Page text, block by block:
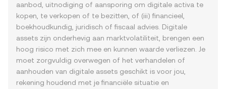
aanbod, uitnodiging of aansporing om digitale activa te
kopen, te verkopen of te bezitten, of (iii) financieel,
boekhoudkundig, juridisch of fiscaal advies. Digitale
assets zijn onderhevig aan marktvolatiliteit, brengen een
hoog risico met zich mee en kunnen waarde verliezen. Je
moet zorgvuldig overwegen of het verhandelen of
aanhouden van digitale assets geschikt is voor jou,
rekening houdend met je financiële situatie en